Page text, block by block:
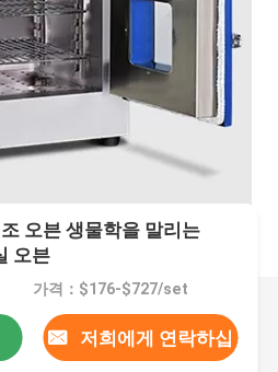
오븐 생물학을 말리는
오븐
가격：$176-$727/set
저희에게 연락하십